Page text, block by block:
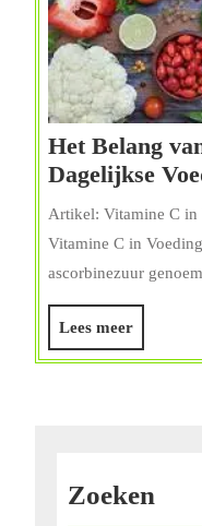
Het Belang
Dagelijkse
Artikel: Vitamine C in
Vitamine C in
ascorbinezuur
Lees meerLees
meer
Zoeken